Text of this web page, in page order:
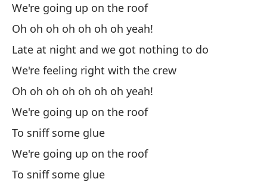
We're going up on the roof
Oh oh oh oh oh oh oh yeah!
Late at night and we got nothing to do
We're feeling right with the crew
Oh oh oh oh oh oh oh yeah!
We're going up on the roof
To sniff some glue
We're going up on the roof
To sniff some glue